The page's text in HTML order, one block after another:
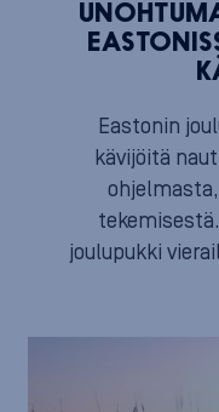
Eastonin
kävijöitä
joulupukki